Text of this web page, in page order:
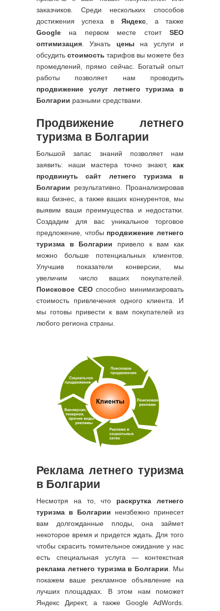
заказчиков. Среди нескольких способов
достижения успеха в Яндекс, а также
Google на первом месте стоит SEO
оптимизация . Узнать цены на услуги и
обсудить стоимость тарифов вы можете без
промедлений, прямо сейчас. Богатый опыт
работы позволяет нам проводить
продвижение услуг летнего туризма в
Болгарии разными средствами.
Продвижение летнего
туризма в Болгарии
Большой запас знаний позволяет нам
заявить: наши мастера точно знают, как
продвинуть сайт летнего туризма в
Болгарии результативно. Проанализировав
ваш бизнес, а также ваших конкурентов, мы
выявим ваши преимущества и недостатки.
Создадим для вас уникальное торговое
предложение, чтобы продвижение летнего
туризма в Болгарии привело к вам как
можно больше потенциальных клиентов.
Улучшив показатели конверсии, мы
увеличим число ваших покупателей.
Поисковое СЕОспособно минимизировать
стоимость привлечения одного клиента. И
мы готовы привести к вам покупателей из
любого региона страны.
Реклама летнего туризма
в Болгарии
Несмотря на то, что раскрутка летнего
туризма в Болгарии неизбежно принесет
вам долгожданные плоды, она займет
некоторое время и придется ждать. Для того
чтобы скрасить томительное ожидание у нас
есть специальная услуга — контекстная
реклама летнего туризма в Болгарии. Мы
покажем ваше рекламное объявление на
лучших площадках. В этом нам поможет
Яндекс Директ, а также Google AdWords.